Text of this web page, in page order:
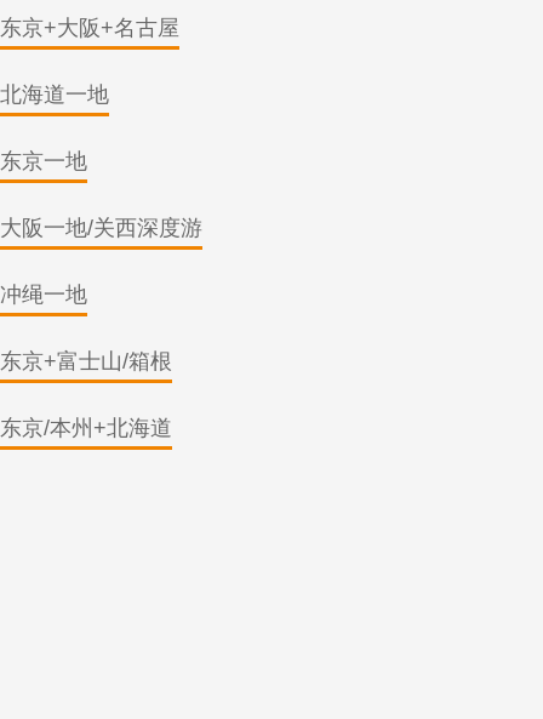
东京+大阪+名古屋
北海道一地
东京一地
大阪一地/关西深度游
冲绳一地
东京+富士山/箱根
东京/本州+北海道